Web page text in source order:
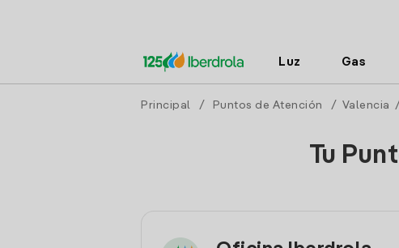
Luz Gas
Principal / Puntos de Atención / Valencia /
Tu